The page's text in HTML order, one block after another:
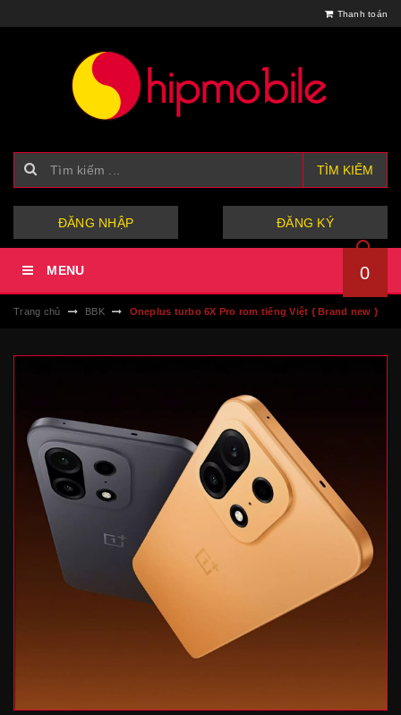
Thanh toán
TÌM KIẾM
ĐĂNG NHẬP ĐĂNG KÝ
MENU 0
Trang chủ BBK Oneplus turbo 6X Pro rom tiếng Việt { Brand new }